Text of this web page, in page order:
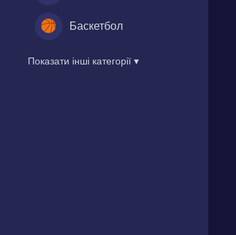
Баскетбол
Показати інші категорії ▾